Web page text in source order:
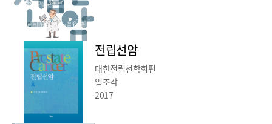
전립선암
대한전립선학회편
일조각
2017